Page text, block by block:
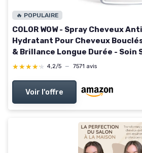
🔥 POPULAIRE
COLOR WOW - Spray Cheveux
Hydratant Pour Cheveux
& Brillance Longue Durée - Soin
Dream Coat Extra Strength - 200
★★★★★
★★★★★ 4,2/5 — 7571 avis
Voir l'offre